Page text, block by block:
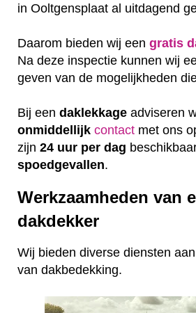
in Ooltgensplaat al uitdagend
Daarom bieden wij een gratis
Na deze inspectie kunnen wij
geven van de mogelijkheden
Bij een daklekkage adviseren
onmiddellijk contact met ons
zijn 24 uur per dag
spoedgevallen.
Werkzaamheden van
dakdekker
Wij bieden diverse diensten
van dakbedekking.